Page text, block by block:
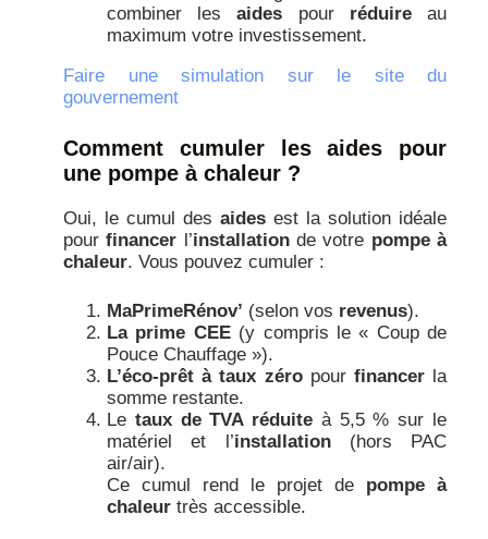
combiner lesaides pour réduireau
maximum votre investissement.
Faire une simulation sur le site du
gouvernement
Comment cumuler les aides pour
une pompe à chaleur ?
Oui, le cumul des aides est la solution idéale
pourfinancer l’installationde votre pompe à
chaleur. Vous pouvez cumuler :
MaPrimeRénov’ (selon vos revenus).
La prime CEE(y compris le « Coup de
Pouce Chauffage »).
L’éco-prêt à taux zéropour financerla
somme restante.
Le taux de TVA réduite à 5,5 % sur le
matériel et l’installation(hors PAC
air/air).
Ce cumul rend le projet de pompe à
chaleur très accessible.